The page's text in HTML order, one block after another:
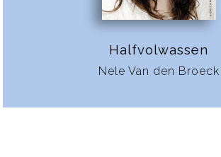
Halfvolwassen
Nele Van den Broeck